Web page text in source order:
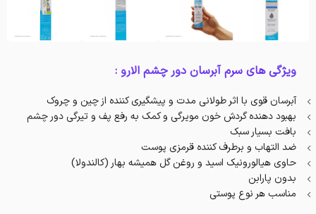
ویژگی های سرم آبرسان دور چشم الارو :
آبرسان قوی با اثر طولانی مدت و پیشگیری کننده از چین و چروک
بهبود دهنده گردش خون مویرگی و کمک به رفع پف و تیرگی دور چشم
بافت بسیار سبک
ضد التهاب و برطرف کننده قرمزی پوست
حاوی هیالورونیک اسید و روغن گل همیشه بهار (کالندولا)
بدون پارابن
مناسب هر نوع پوستی